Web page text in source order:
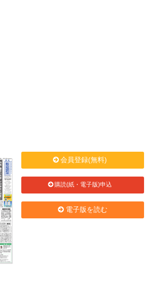
会員登録(無料)
購読(紙・電子版)申込
電子版を読む